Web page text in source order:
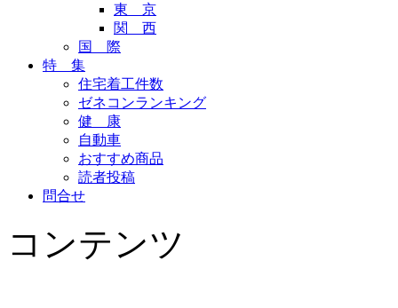
東 京
関 西
国 際
特 集
住宅着工件数
ゼネコンランキング
健 康
自動車
おすすめ商品
読者投稿
問合せ
コンテンツ